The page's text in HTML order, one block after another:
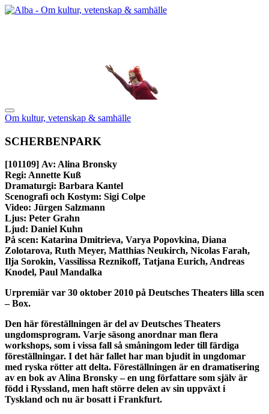
Om kultur, vetenskap & samhälle
SCHERBENPARK
[101109] Av: Alina Bronsky
Regi: Annette Kuß
Dramaturgi: Barbara Kantel
Scenografi och Kostym: Sigi Colpe
Video: Jürgen Salzmann
Ljus: Peter Grahn
Ljud: Daniel Kuhn
På scen: Katarina Dmitrieva, Varya Popovkina, Diana
Zolotarova, Ruth Meyer, Matthias Neukirch, Nicolas Farah,
Ilja Sorokin, Vassilissa Reznikoff, Tatjana Eurich, Andreas
Knodel, Paul Mandalka
Urpremiär var 30 oktober 2010 på Deutsches Theaters lilla scen
– Box.
Den här föreställningen är del av Deutsches Theaters
ungdomsprogram. Varje säsong anordnar man flera
workshops, som i vissa fall så småningom leder till färdiga
föreställningar. I det här fallet har man bjudit in ungdomar
med ryska rötter att delta. Föreställningen är en dramatisering
av en bok av Alina Bronsky – en ung författare som själv är
född i Ryssland, men haft större delen av sin uppväxt i
Tyskland och nu är bosatt i Frankfurt.